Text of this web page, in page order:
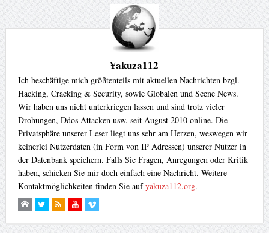
¥akuza112
Ich beschäftige mich größtenteils mit aktuellen Nachrichten bzgl.
Hacking, Cracking & Security, sowie Globalen und Scene News.
Wir haben uns nicht unterkriegen lassen und sind trotz vieler
Drohungen, Ddos Attacken usw. seit August 2010 online. Die
Privatsphäre unserer Leser liegt uns sehr am Herzen, weswegen wir
keinerlei Nutzerdaten (in Form von IP Adressen) unserer Nutzer in
der Datenbank speichern. Falls Sie Fragen, Anregungen oder Kritik
haben, schicken Sie mir doch einfach eine Nachricht. Weitere
Kontaktmöglichkeiten finden Sie aufyakuza112.org.